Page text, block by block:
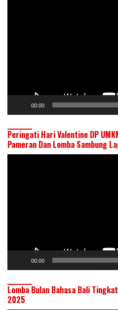
00:00
Peringati Hari Valentine DP
Pameran Dan Lomba Sambung
00:00
Lomba Bulan Bahasa Bali
2025